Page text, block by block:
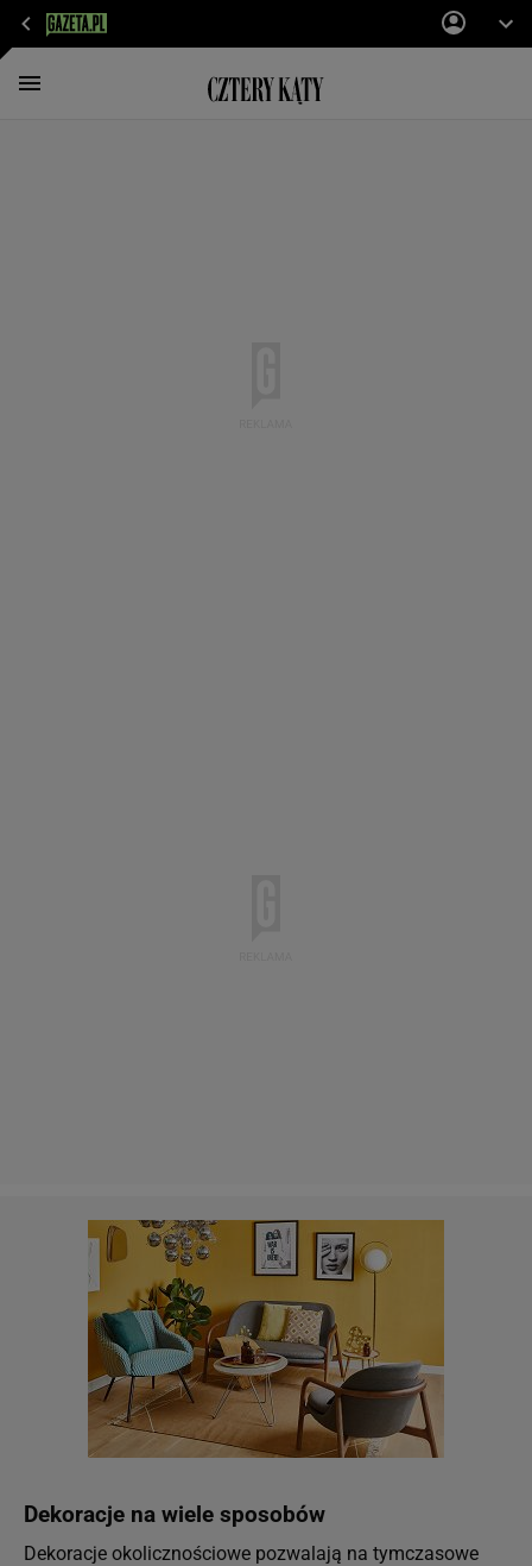
Dekoracje na wiele sposobów
Dekoracje okolicznościowe pozwalają na tymczasowe